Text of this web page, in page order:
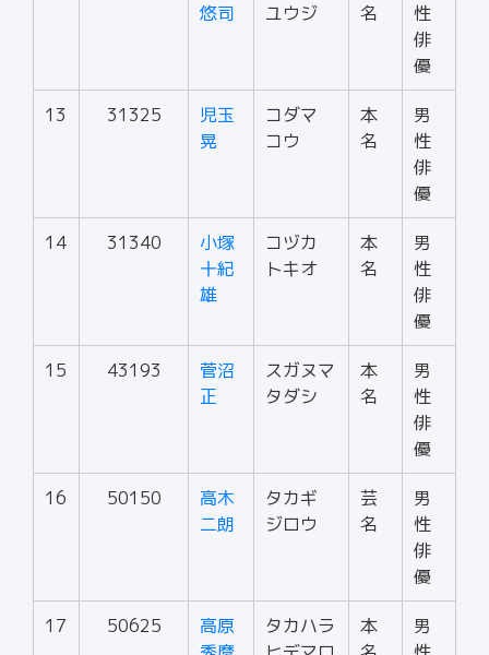
悠司
ユウジ
名
性
俳
優
13 31325
児玉
晃
コダマ
コウ
本
名
男
性
俳
優
14 31340
小塚
十紀
雄
コヅカ
トキオ
本
名
男
性
俳
優
15 43193
菅沼
正
スガヌマ
タダシ
本
名
男
性
俳
優
16 50150
高木
二朗
タカギ
ジロウ
芸
名
男
性
俳
優
17 50625
高原
タカハラ
本
男